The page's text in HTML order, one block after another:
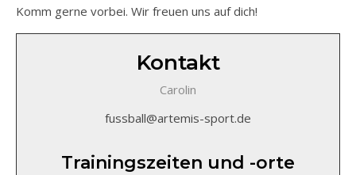
Komm gerne vorbei. Wir freuen uns auf dich!
Kontakt
Carolin
fussball@artemis-sport.de
Trainingszeiten und -orte